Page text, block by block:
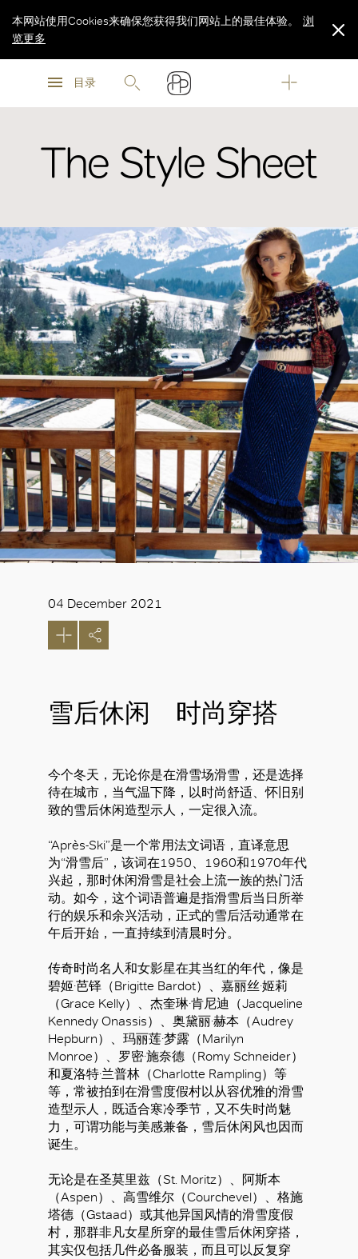
浏
目录
本网站使用Cookies来确保您获得我们网站上的最佳体验。
浏
览更多
The Style Sheet
04 December 2021
雪后休闲 时尚穿搭
今个冬天，无论你是在滑雪场滑雪，还是选择
待在城市，当气温下降，以时尚舒适、怀旧别
致的雪后休闲造型示人，一定很入流。
“Après-Ski”是一个常用法文词语，直译意思
为“滑雪后”，该词在1950、1960和1970年代
兴起，那时休闲滑雪是社会上流一族的热门活
动。如今，这个词语普遍是指滑雪后当日所举
行的娱乐和余兴活动，正式的雪后活动通常在
午后开始，一直持续到清晨时分。
传奇时尚名人和女影星在其当红的年代，像是
碧姬·芭铎（Brigitte Bardot）、嘉丽丝·姬莉
（Grace Kelly）、杰奎琳·肯尼迪（Jacqueline
Kennedy Onassis）、奥黛丽·赫本（Audrey
Hepburn）、玛丽莲·梦露（Marilyn
Monroe）、罗密·施奈德（Romy Schneider）
和夏洛特·兰普林（Charlotte Rampling）等
等，常被拍到在滑雪度假村以从容优雅的滑雪
造型示人，既适合寒冷季节，又不失时尚魅
力，可谓功能与美感兼备，雪后休闲风也因而
诞生。
无论是在圣莫里兹（St. Moritz）、阿斯本
（Aspen）、高雪维尔（Courchevel）、格施
塔德（Gstaad）或其他异国风情的滑雪度假
村，那群非凡女星所穿的最佳雪后休闲穿搭，
其实仅包括几件必备服装，而且可以反复穿